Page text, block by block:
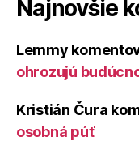
Najnovšie
Lemmy
ohrozujú
Kristián Čura
osobná púť